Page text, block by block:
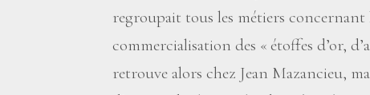
regroupait tous les métiers
commercialisation des « étoffes d’or,
retrouve alors chez Jean Mazancieu,